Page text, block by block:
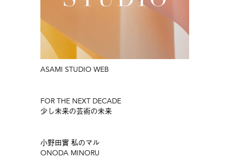
ASAMI STUDIO WEB
FOR THE NEXT DECADE
少し未来の芸術の未来
小野田實 私のマル
ONODA MINORU